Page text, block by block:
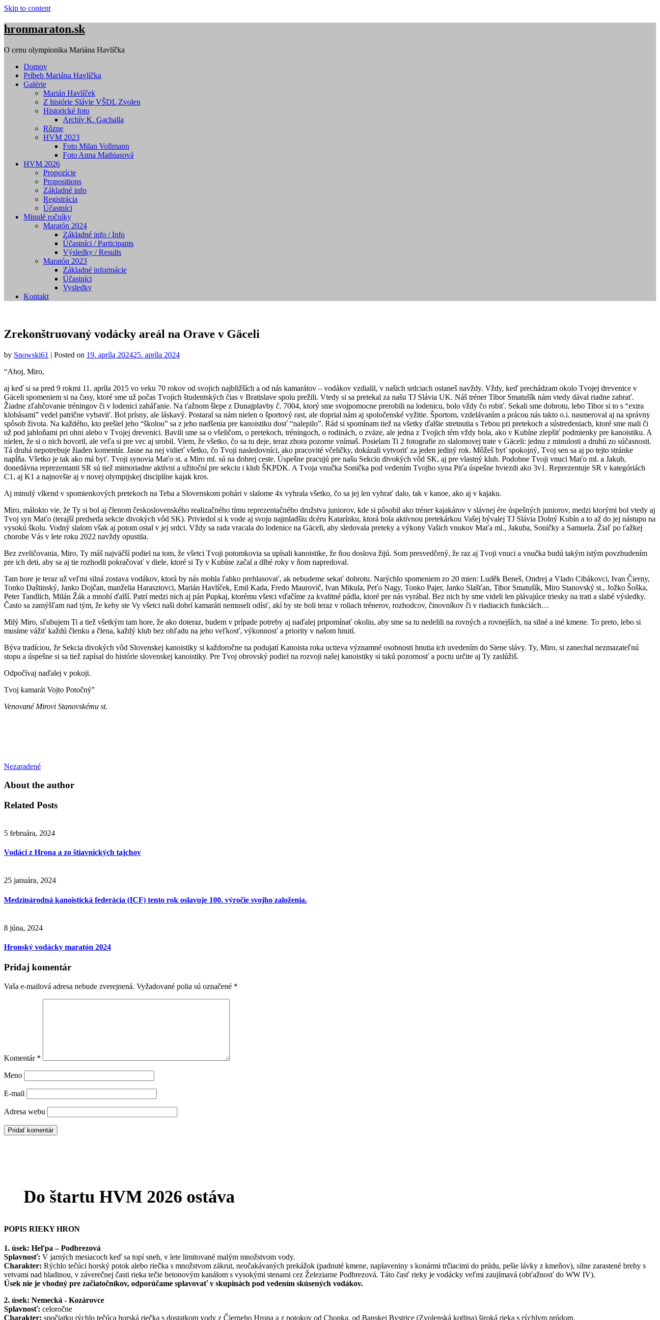
Skip to content
hronmaraton.sk
O cenu olympionika Mariána Havlíčka
Domov
Príbeh Mariána Havlíčka
Galérie
Marián Havlíček
Z histórie Slávie VŠDL Zvolen
Historické foto
Archív K. Gachalla
Rôzne
HVM 2023
Foto Milan Vollmann
Foto Anna Mathiasová
HVM 2026
Propozície
Propositions
Základné info
Registrácia
Účastníci
Minulé ročníky
Maratón 2024
Základné info / Info
Účastníci / Participants
Výsledky / Results
Maratón 2023
Základné informácie
Účastníci
Vysledky
Kontakt
Zrekonštruovaný vodácky areál na Orave v Gäceli
by Snowski61 | Posted on 19. apríla 202425. apríla 2024
“Ahoj, Miro,
aj keď si sa pred 9 rokmi 11. apríla 2015 vo veku 70 rokov od svojich najbližších a od nás kamarátov – vodákov vzdialil, v našich srdciach ostaneš navždy. Vždy, keď prechádzam okolo Tvojej drevenice v
Gäceli spomeniem si na časy, ktoré sme už počas Tvojich študentských čias v Bratislave spolu prežili. Vtedy si sa pretekal za našu TJ Slávia UK. Náš tréner Tibor Smatušík nám vtedy dával riadne zabrať.
Žiadne zľahčovanie tréningov či v lodenici zaháľanie. Na ťažnom šlepe z Dunajplavby č. 7004, ktorý sme svojpomocne prerobili na lodenicu, bolo vždy čo robiť. Sekali sme dobrotu, lebo Tibor si to s “extra
klobásami” vedel patrične vybaviť. Bol prísny, ale láskavý. Postaral sa nám nielen o športový rast, ale doprial nám aj spoločenské vyžitie. Športom, vzdelávaním a prácou nás takto o.i. nasmeroval aj na správny
spôsob života. Na každého, kto prešiel jeho “školou” sa z jeho nadšenia pre kanoistiku dosť “nalepilo”. Rád si spomínam tiež na všetky ďalšie stretnutia s Tebou pri pretekoch a sústredeniach, ktoré sme mali či
už pod jabloňami pri ohni alebo v Tvojej drevenici. Bavili sme sa o všeličom, o pretekoch, tréningoch, o rodinách, o zväze, ale jedna z Tvojich tém vždy bola, ako v Kubíne zlepšiť podmienky pre kanoistiku. A
nielen, že si o nich hovoril, ale veľa si pre vec aj urobil. Viem, že všetko, čo sa tu deje, teraz zhora pozorne vnímaš. Posielam Ti 2 fotografie zo slalomovej trate v Gäceli: jednu z minulosti a druhú zo súčasnosti.
Tá druhá nepotrebuje žiaden komentár. Jasne na nej vidieť všetko, čo Tvoji nasledovníci, ako pracovité včeličky, dokázali vytvoriť za jeden jediný rok. Môžeš byť spokojný, Tvoj sen sa aj po tejto stránke
napĺňa. Všetko je tak ako má byť. Tvoji synovia Maťo st. a Miro ml. sú na dobrej ceste. Úspešne pracujú pre našu Sekciu divokých vôd SK, aj pre vlastný klub. Podobne Tvoji vnuci Maťo ml. a Jakub,
donedávna reprezentanti SR sú tiež mimoriadne aktívni a užitoční pre sekciu i klub ŠKPDK. A Tvoja vnučka Sonička pod vedením Tvojho syna Piťa úspešne hviezdi ako 3v1. Reprezentuje SR v kategóriách
C1, aj K1 a najnovšie aj v novej olympijskej disciplíne kajak kros.
Aj minulý víkend v spomienkových pretekoch na Teba a Slovenskom pohári v slalome 4x vyhrala všetko, čo sa jej len vyhrať dalo, tak v kanoe, ako aj v kajaku.
Miro, málokto vie, že Ty si bol aj členom československého realizačného tímu reprezentačného družstva juniorov, kde si pôsobil ako tréner kajakárov v slávnej ére úspešných juniorov, medzi ktorými bol vtedy aj
Tvoj syn Maťo (terajší predseda sekcie divokých vôd SK). Priviedol si k vode aj svoju najmladšiu dcéru Katarínku, ktorá bola aktívnou pretekárkou Vašej bývalej TJ Slávia Dolný Kubín a to až do jej nástupu na
vysokú školu. Vodný slalom však aj potom ostal v jej srdci. Vždy sa rada vracala do lodenice na Gäceli, aby sledovala preteky a výkony Vašich vnukov Maťa ml., Jakuba, Soničky a Samuela. Žiaľ po ťažkej
chorobe Vás v lete roku 2022 navždy opustila.
Bez zveličovania, Miro, Ty máš najväčší podiel na tom, že všetci Tvoji potomkovia sa upísali kanoistike, že ňou doslova žijú. Som presvedčený, že raz aj Tvoji vnuci a vnučka budú takým istým povzbudením
pre ich deti, aby sa aj tie rozhodli pokračovať v diele, ktoré si Ty v Kubíne začal a dlhé roky v ňom napredoval.
Tam hore je teraz už veľmi silná zostava vodákov, ktorá by nás mohla ľahko prehlasovať, ak nebudeme sekať dobrotu. Narýchlo spomeniem zo 20 mien: Luděk Beneš, Ondrej a Vlado Cibákovci, Ivan Čierny,
Tonko Daštinský, Janko Dojčan, manželia Harasztovci, Marián Havlíček, Emil Kada, Fredo Maurovič, Ivan Mikula, Peťo Nagy, Tonko Pajer, Janko Slašťan, Tibor Smatušík, Miro Stanovský st., Jožko Šoška,
Peter Tandlich, Milán Žák a mnohí ďalší. Patrí medzi nich aj pán Pupkaj, ktorému všetci vďačíme za kvalitné pádla, ktoré pre nás vyrábal. Bez nich by sme videli len plávajúce triesky na trati a slabé výsledky.
Často sa zamýšľam nad tým, že keby ste Vy všetci naši dobrí kamaráti nemuseli odísť, akí by ste boli teraz v roliach trénerov, rozhodcov, činovníkov či v riadiacich funkciách…
Milý Miro, sľubujem Ti a tiež všetkým tam hore, že ako doteraz, budem v prípade potreby aj naďalej pripomínať okoliu, aby sme sa tu nedelili na rovných a rovnejších, na silné a iné kmene. To preto, lebo si
musíme vážiť každú členku a člena, každý klub bez ohľadu na jeho veľkosť, výkonnosť a priority v našom hnutí.
Býva tradíciou, že Sekcia divokých vôd Slovenskej kanoistiky si každoročne na podujatí Kanoista roka uctieva významné osobnosti hnutia ich uvedením do Siene slávy. Ty, Miro, si zanechal nezmazateľnú
stopu a úspešne si sa tiež zapísal do histórie slovenskej kanoistiky. Pre Tvoj obrovský podiel na rozvoji našej kanoistiky si takú pozornosť a poctu určite aj Ty zaslúžiš.
Odpočívaj naďalej v pokoji.
Tvoj kamarát Vojto Potočný”
Venované Mirovi Stanovskému st.
Nezaradené
About the author
Related Posts
5 februára, 2024
Vodáci z Hrona a zo štiavnických tajchov
25 januára, 2024
Medzinárodná kanoistická federácia (ICF) tento rok oslavuje 100. výročie svojho založenia.
8 júna, 2024
Hronský vodácky maratón 2024
Pridaj komentár
Vaša e-mailová adresa nebude zverejnená. Vyžadované polia sú označené *
Komentár *
Meno
E-mail
Adresa webu
Do štartu HVM 2026 ostáva
POPIS RIEKY HRON
1. úsek: Heľpa – Podbrezová
Splavnosť: V jarných mesiacoch keď sa topí sneh, v lete limitované malým množstvom vody.
Charakter: Rýchlo tečúci horský potok alebo riečka s množstvom zákrut, neočakávaných prekážok (padnuté kmene, naplaveniny s konármi trčiacimi do prúdu, pešie lávky z kmeňov), silne zarastené brehy s
vetvami nad hladinou, v záverečnej časti rieka tečie betonovým kanálom s vysokými stenami cez Železiarne Podbrezová. Táto časť rieky je vodácky veľmi zaujímavá (obťažnosť do WW IV).
Úsek nie je vhodný pre začiatočníkov, odporúčame splavovať v skupinách pod vedením skúsených vodákov.
2. úsek: Nemecká - Kozárovce
Splavnosť: celoročne
Charakter: spočiatku rýchlo tečúca horská riečka s dostatkom vody z Čierneho Hrona a z potokov od Chopka, od Banskej Bystrice (Zvolenská kotlina) široká rieka s rýchlym prúdom.